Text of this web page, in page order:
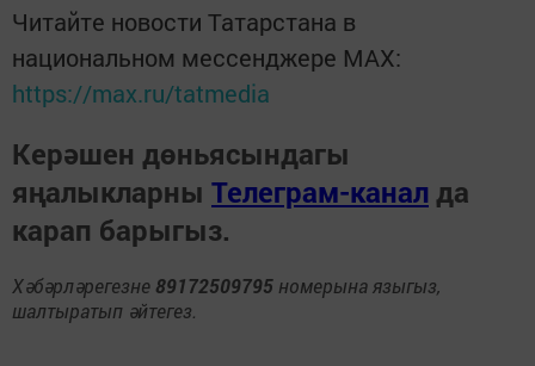
Читайте новости Татарстана в
национальном мессенджере MАХ:
https://max.ru/tatmedia
Керәшен дөньясындагы
яңалыкларны Телеграм-канал да
карап барыгыз.
Хәбәрләрегезне 89172509795 номерына языгыз,
шалтыратып әйтегез.